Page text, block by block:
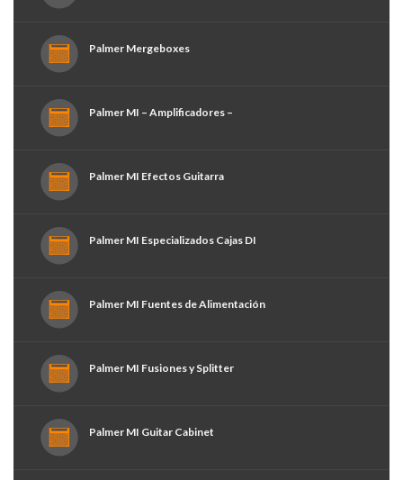
Palmer Mergeboxes
Palmer MI – Amplificadores –
Palmer MI Efectos Guitarra
Palmer MI Especializados Cajas DI
Palmer MI Fuentes de Alimentación
Palmer MI Fusiones y Splitter
Palmer MI Guitar Cabinet